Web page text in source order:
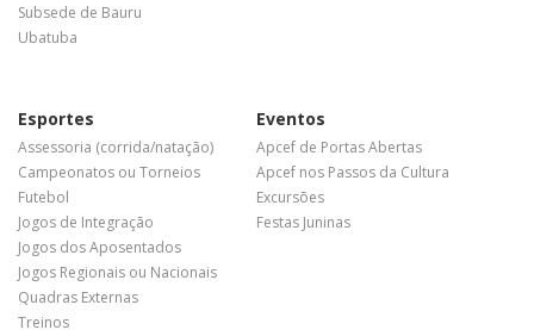
Subsede de Bauru
Ubatuba
Esportes
Assessoria (corrida/natação)
Campeonatos ou Torneios
Futebol
Jogos de Integração
Jogos dos Aposentados
Jogos Regionais ou Nacionais
Quadras Externas
Treinos
Eventos
Apcef de Portas Abertas
Apcef nos Passos da Cultura
Excursões
Festas Juninas